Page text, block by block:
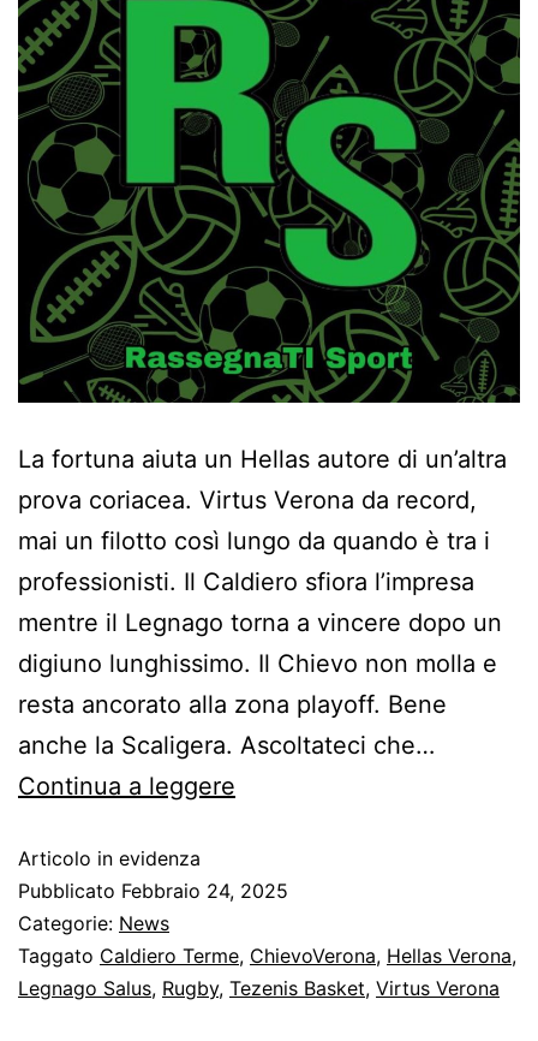
La fortuna aiuta un Hellas autore di un’altra
prova coriacea. Virtus Verona da record,
mai un filotto così lungo da quando è tra i
professionisti. Il Caldiero sfiora l’impresa
mentre il Legnago torna a vincere dopo un
digiuno lunghissimo. Il Chievo non molla e
resta ancorato alla zona playoff. Bene
anche la Scaligera. Ascoltateci che…
Continua a leggere
Articolo in evidenza
Pubblicato Febbraio 24, 2025
Categorie: News
Taggato Caldiero Terme, ChievoVerona, Hellas Verona,
Legnago Salus, Rugby, Tezenis Basket, Virtus Verona